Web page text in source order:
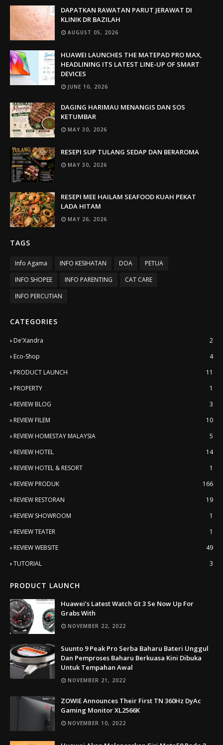
DAPATKAN RAWATAN PARUT JERAWAT DI
KLINIK DR BAZILAH
AUGUST 05, 2026
HUAWEI LAUNCHES THE MATEPAD PRO MAX,
HEADLINING ITS LATEST LINE-UP OF SMART
DEVICES
JUNE 10, 2026
DAGING HARIMAU MENANGIS DAN SOS
KETUMBAR
MAY 30, 2026
RESEPI SUP TULANG SEDAP DAN BERAROMA
MAY 30, 2026
RESEPI MEE HAILAM SEAFOOD KUAH PEKAT
LADA HITAM
MAY 26, 2026
TAGS
Info Agama INFO KESIHATAN DOA
PETUA
INFO SHOPEE
INFO PARENTING
CAT CARE
INFO PERCUTIAN
CATEGORIES
De'Xandra
2
Eco-Shop
4
PRODUCT LAUNCH
11
PROPERTY
1
REVIEW BLOG
3
REVIEW FILEM
10
REVIEW HOMESTAY MALAYSIA
5
REVIEW HOTEL
14
REVIEW HOTEL & RESORT
1
REVIEW PRODUK
166
REVIEW RESTORAN
19
REVIEW SHOWROOM
1
REVIEW TEATER
1
REVIEW WEBSITE
49
TUTORIAL
3
PRODUCT LAUNCH
Huawei’s Latest Watch Gt 3 Se Now Up For
Grabs With
NOVEMBER 22, 2022
Suunto 9 Peak Pro Serba Baharu Bateri Unggul
Dan Pemproses Baharu Berkuasa Kini Dibuka
Untuk Tempahan Awal
NOVEMBER 21, 2022
ZOWIE Announces Their First TN 360Hz DyAc
Gaming Monitor XL2566K
NOVEMBER 10, 2022